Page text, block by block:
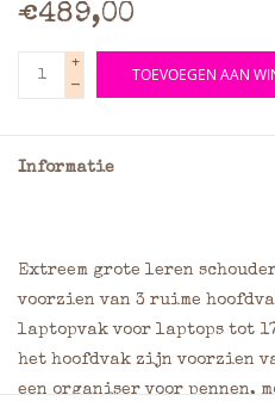
€489,00
+
-
TOEVOEGEN AAN
Informatie
Extreem grote leren
voorzien van 3 ruime
laptopvak voor laptops tot
het hoofdvak zijn voorzien
een organiser voor pennen,